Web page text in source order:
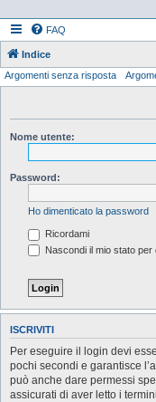
FAQ
Indice
Argomenti senza risposta
Nome utente:
Password:
Ho dimenticato la password
Ricordami
Nascondi il mio stato
ISCRIVITI
Per eseguire il login devi
pochi secondi e garantisce
può anche dare permessi
assicurati di aver letto i